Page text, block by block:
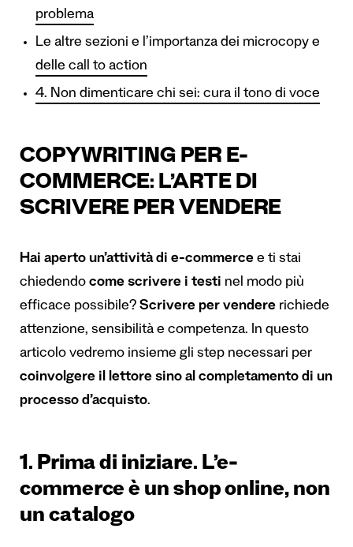
problema
Le altre sezioni e l’importanza dei microcopy e
delle call to action
4. Non dimenticare chi sei: cura il tono di voce
COPYWRITING PER E-
COMMERCE: L’ARTE DI
SCRIVERE PER VENDERE
Hai aperto un’attività di e-commerce e ti stai
chiedendo come scrivere i testi nel modo più
efficace possibile? Scrivere per vendere richiede
attenzione, sensibilità e competenza. In questo
articolo vedremo insieme gli step necessari per
coinvolgere il lettore sino al completamento di un
processo d’acquisto.
1. Prima di iniziare. L’e-
commerce è un shop online, non
un catalogo